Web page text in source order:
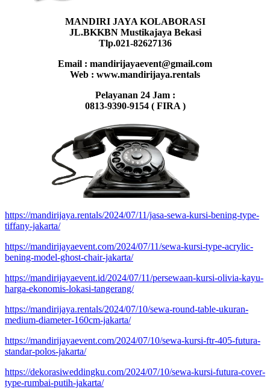
MANDIRI JAYA KOLABORASI
JL.BKKBN Mustikajaya Bekasi
Tlp.021-82627136
Email : mandirijayaevent@gmail.com
Web : www.mandirijaya.rentals
Pelayanan 24 Jam :
0813-9390-9154 ( FIRA )
https://mandirijaya.rentals/2024/07/11/jasa-sewa-kursi-bening-type-
tiffany-jakarta/
https://mandirijayaevent.com/2024/07/11/sewa-kursi-type-acrylic-
bening-model-ghost-chair-jakarta/
https://mandirijayaevent.id/2024/07/11/persewaan-kursi-olivia-kayu-
harga-ekonomis-lokasi-tangerang/
https://mandirijaya.rentals/2024/07/10/sewa-round-table-ukuran-
medium-diameter-160cm-jakarta/
https://mandirijayaevent.com/2024/07/10/sewa-kursi-ftr-405-futura-
standar-polos-jakarta/
https://dekorasiweddingku.com/2024/07/10/sewa-kursi-futura-cover-
type-rumbai-putih-jakarta/